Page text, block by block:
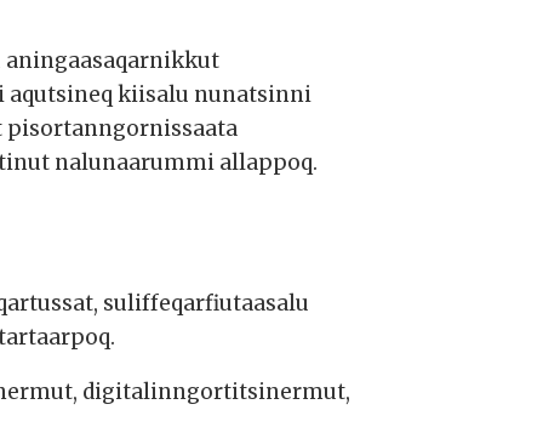
kiisalu nunatsinni
nalunaarummi allappoq.
suliffeqarfiutaasalu
digitalinngortitsinermut,